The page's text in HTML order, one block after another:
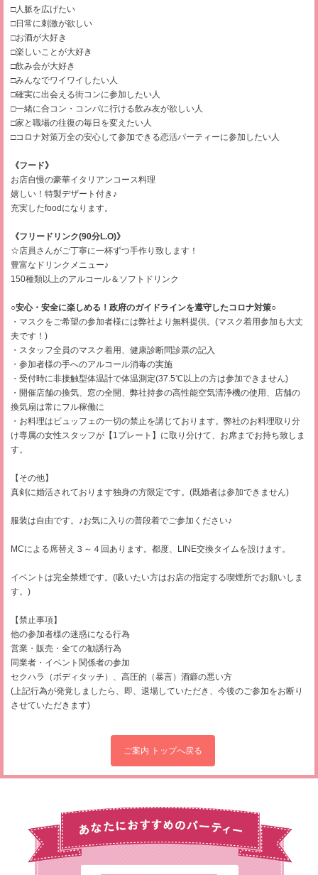
□人脈を広げたい
□日常に刺激が欲しい
□お酒が大好き
□楽しいことが大好き
□飲み会が大好き
□みんなでワイワイしたい人
□確実に出会える街コンに参加したい人
□一緒に合コン・コンパに行ける飲み友が欲しい人
□家と職場の往復の毎日を変えたい人
□コロナ対策万全の安心して参加できる恋活パーティーに参加したい人
《フード》
お店自慢の豪華イタリアンコース料理
嬉しい！特製デザート付き♪
充実したfoodになります。
《フリードリンク(90分L.O)》
☆店員さんがご丁寧に一杯ずつ手作り致します！
豊富なドリンクメニュー♪
150種類以上のアルコール＆ソフトドリンク
○安心・安全に楽しめる！政府のガイドラインを遵守したコロナ対策○
・マスクをご希望の参加者様には弊社より無料提供。(マスク着用参加も大丈
夫です！)
・スタッフ全員のマスク着用、健康診断問診票の記入
・参加者様の手へのアルコール消毒の実施
・受付時に非接触型体温計で体温測定(37.5℃以上の方は参加できません)
・開催店舗の換気、窓の全開、弊社持参の高性能空気清浄機の使用、店舗の
換気扇は常にフル稼働に
・お料理はビュッフェの一切の禁止を講じております。弊社のお料理取り分
け専属の女性スタッフが【1プレート】に取り分けて、お席までお持ち致しま
す。
【その他】
真剣に婚活されております独身の方限定です。(既婚者は参加できません)
服装は自由です。♪お気に入りの普段着でご参加ください♪
MCによる席替え３～４回あります。都度、LINE交換タイムを設けます。
イベントは完全禁煙です。(吸いたい方はお店の指定する喫煙所でお願いしま
す。)
【禁止事項】
他の参加者様の迷惑になる行為
営業・販売・全ての勧誘行為
同業者・イベント関係者の参加
セクハラ（ボディタッチ）、高圧的（暴言）酒癖の悪い方
(上記行為が発覚しましたら、即、退場していただき、今後のご参加をお断り
させていただきます)
ご案内 トップへ戻る